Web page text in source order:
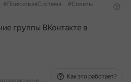
#ПоисковаяСистема
#Советы
группы ВКонтакте в
На основе источников, возможны неточности
Как это работает?